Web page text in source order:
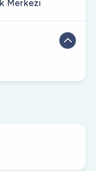
Merkezi